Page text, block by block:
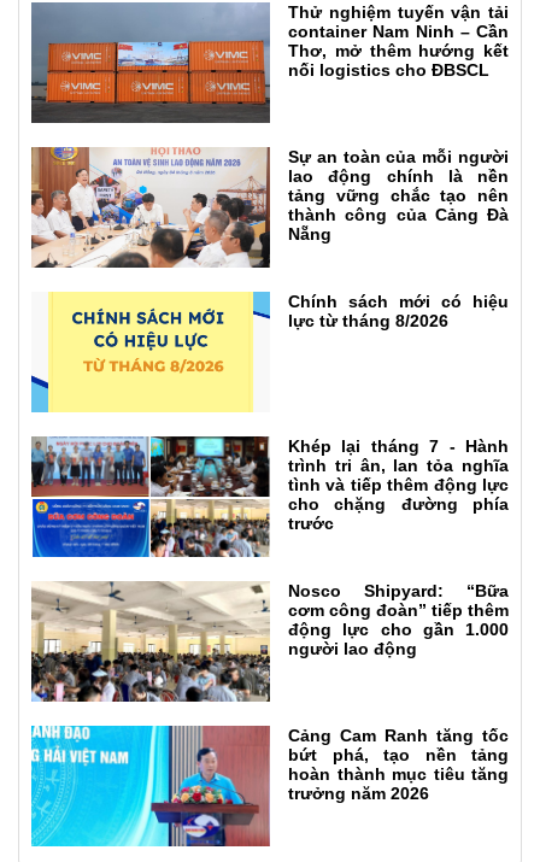
Thử nghiệm tuyến vận tải
container Nam Ninh – Cần
Thơ, mở thêm hướng kết
nối logistics cho ĐBSCL
Sự an toàn của mỗi người
lao động chính là nền
tảng vững chắc tạo nên
thành công của Cảng Đà
Nẵng
Chính sách mới có hiệu
lực từ tháng 8/2026
Khép lại tháng 7 - Hành
trình tri ân, lan tỏa nghĩa
tình và tiếp thêm động lực
cho chặng đường phía
trước
Nosco Shipyard: “Bữa
cơm công đoàn” tiếp thêm
động lực cho gần 1.000
người lao động
Cảng Cam Ranh tăng tốc
bứt phá, tạo nền tảng
hoàn thành mục tiêu tăng
trưởng năm 2026